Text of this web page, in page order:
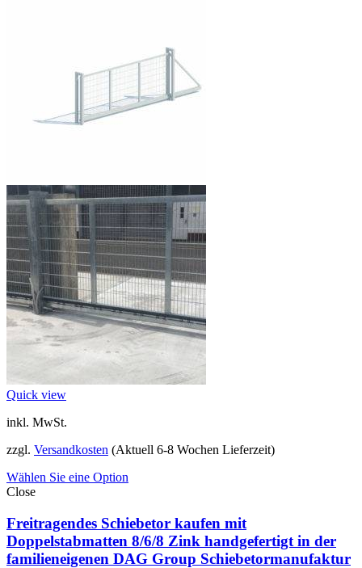
Quick view
inkl. MwSt.
zzgl. Versandkosten (Aktuell 6-8 Wochen Lieferzeit)
Wählen Sie eine Option
Close
Freitragendes Schiebetor kaufen mit
Doppelstabmatten 8/6/8 Zink handgefertigt in der
familieneigenen DAG Group Schiebetormanufaktur